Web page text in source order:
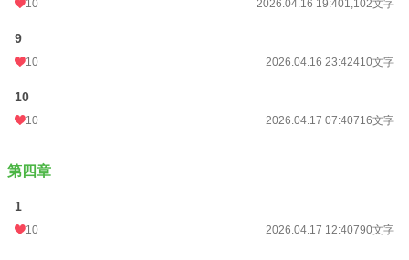
10 2026.04.16 19:401,102文字
9
10 2026.04.16 23:42410文字
10
10 2026.04.17 07:40716文字
第四章
1
10 2026.04.17 12:40790文字